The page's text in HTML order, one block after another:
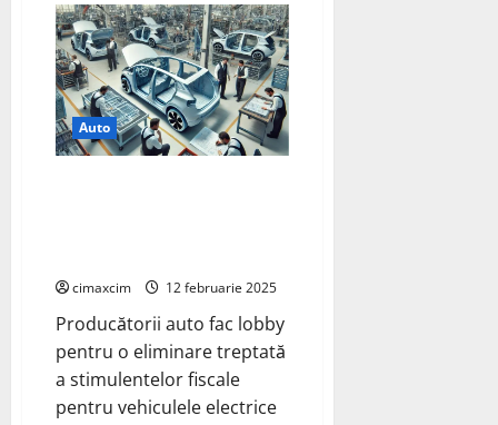
reîmprospătează
camioneta
Maverick
pentru
2025,
adăugând
tracțiune
integrală
versiunii
hibride
Auto
cimaxcim 12 februarie 2025
Producătorii auto fac lobby
pentru o eliminare treptată
a stimulentelor fiscale
pentru vehiculele electrice